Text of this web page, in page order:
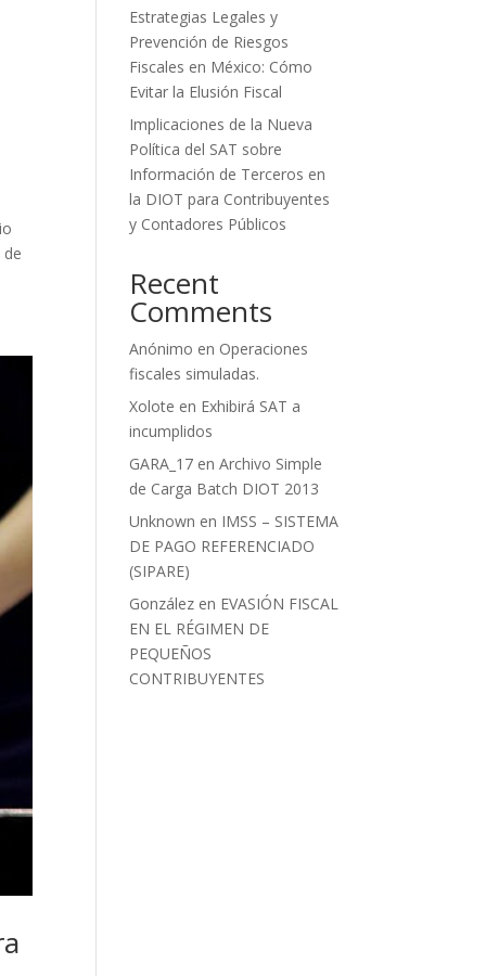
Estrategias Legales y
Prevención de Riesgos
Fiscales en México: Cómo
Evitar la Elusión Fiscal
Implicaciones de la Nueva
Política del SAT sobre
Información de Terceros en
la DIOT para Contribuyentes
y Contadores Públicos
Recent
Comments
Anónimo en Operaciones
fiscales simuladas.
Xolote en Exhibirá SAT a
incumplidos
GARA_17 enArchivo Simple
de Carga Batch DIOT 2013
Unknown en IMSS – SISTEMA
DE PAGO REFERENCIADO
(SIPARE)
González en EVASIÓN FISCAL
EN EL RÉGIMEN DE
PEQUEÑOS
CONTRIBUYENTES